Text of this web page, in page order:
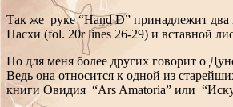
Так же руке “Hand D” принадлежит два
Пасхи (fol. 20r lines 26-29) и вставной
Но для меня более других говорит о
Ведь она относится к одной из
книги Овидия “Ars Amatoria” или